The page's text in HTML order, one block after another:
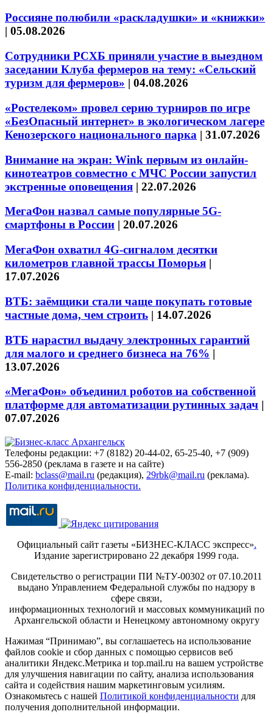
Россияне полюбили «раскладушки» и «книжки»
| 05.08.2026
Сотрудники РСХБ приняли участие в выездном
заседании Клуба фермеров на тему: «Сельский
туризм для фермеров» | 04.08.2026
«Ростелеком» провел серию турниров по игре
«БезОпасный интернет» в экологическом лагере
Кенозерского национального парка | 31.07.2026
Внимание на экран: Wink первым из онлайн-
кинотеатров совместно с МЧС России запустил
экстренные оповещения | 22.07.2026
МегаФон назвал самые популярные 5G-
смартфоны в России | 20.07.2026
МегаФон охватил 4G-сигналом десятки
километров главной трассы Поморья |
17.07.2026
ВТБ: заёмщики стали чаще покупать готовые
частные дома, чем строить | 14.07.2026
ВТБ нарастил выдачу электронных гарантий
для малого и среднего бизнеса на 76% |
13.07.2026
«МегаФон» объединил роботов на собственной
платформе для автоматизации рутинных задач |
07.07.2026
Телефоны редакции: +7 (8182) 20-44-02, 65-25-40, +7 (909)
556-2850 (реклама в газете и на сайте)
E-mail: bclass@mail.ru (редакция), 29rbk@mail.ru (реклама).
Политика конфиденциальности.
Официальный сайт газеты «БИЗНЕС-КЛАСС экспресс».
Издание зарегистрировано 22 декабря 1999 года.
Свидетельство о регистрации ПИ №ТУ-00302 от 07.10.2011
выдано Управлением Федеральной службы по надзору в
сфере связи,
информационных технологий и массовых коммуникаций по
Архангельской области и Ненецкому автономному округу
Нажимая “Принимаю”, вы соглашаетесь на использование
файлов cookie и сбор данных с помощью сервисов веб
аналитики Яндекс.Метрика и top.mail.ru на вашем устройстве
для улучшения навигации по сайту, анализа использования
сайта и содействия нашим маркетинговым усилиям.
Ознакомьтесь с нашей Политикой конфиденциальности для
получения дополнительной информации.